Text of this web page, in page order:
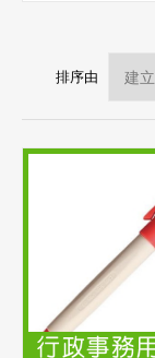
排序由